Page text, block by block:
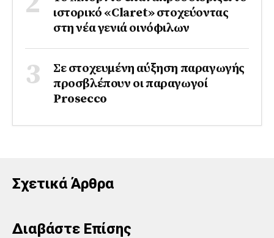
ιστορικό «Claret» στοχεύοντας
στη νέα γενιά οινόφιλων
Σε στοχευμένη αύξηση παραγωγής
προσβλέπουν οι παραγωγοί
Prosecco
Σχετικά Άρθρα
Διαβάστε Επίσης